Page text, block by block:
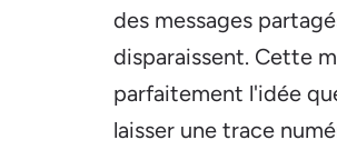
des messages
disparaissent. Cette
parfaitement l'idée
laisser une trace